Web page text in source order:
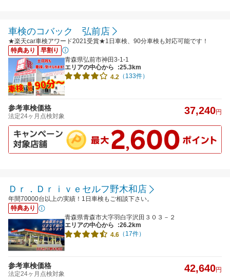
車検のコバック 弘前店
★楽天car車検アワード2021受賞★1日車検、90分車検も対応可能です！
特典あり
早割り
青森県弘前市神田3-1-1
エリアの中心から
:25.3km
4.2 （133件）
参考車検価格
法定24ヶ月点検対象 37,240円
Ｄｒ．Ｄｒｉｖｅセルフ野木和店
年間70000台以上の実績！1日車検もご相談下さい。
特典あり
青森県青森市大字羽白字沢田３０３－２
エリアの中心から
:26.2km
4.6 （17件）
参考車検価格
法定24ヶ月点検対象 42,640円